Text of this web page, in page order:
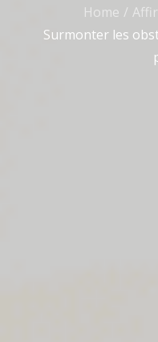
Home
Surmonter les